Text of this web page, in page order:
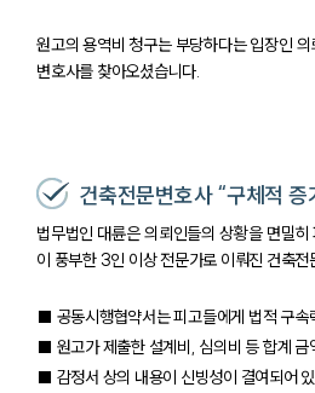
팀소개
팀소개
원고의 용역비 청구는 부당하다는 입장인
변호사를 찾아오셨습니다.
건축전문변호사 “구체적 증
법무법인 대륜은 의뢰인들의 상황을 면밀
이 풍부한 3인 이상 전문가로 이뤄진 건축
■ 공동시행협약서는 피고들에게 법적 구속
■ 원고가 제출한 설계비, 심의비 등 합계 금
■ 감정서 상의 내용이 신빙성이 결여되어